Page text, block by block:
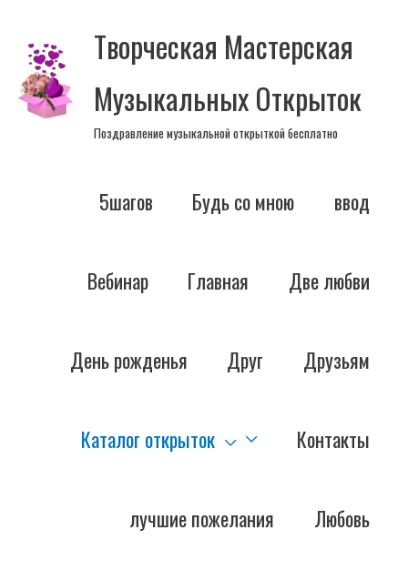
содержимому
Творческая Мастерская
Музыкальных Открыток
Поздравление музыкальной открыткой бесплатно
5шагов Будь со мною ввод
Вебинар Главная Две любви
День рожденья Друг Друзьям
Каталог открыток Контакты
лучшие пожелания Любовь